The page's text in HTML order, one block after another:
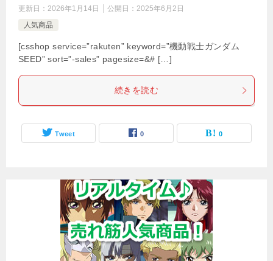
更新日： 2026年1月14日 公開日： 2025年6月2日
人気商品
[csshop service=”rakuten” keyword=”機動戦士ガンダム
SEED” sort=”-sales” pagesize=&# […]
続きを読む
Tweet 0 0